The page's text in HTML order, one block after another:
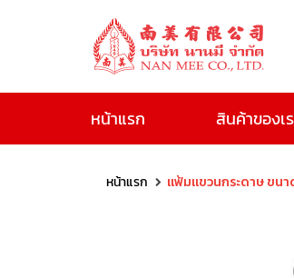
ดิษฐ์
โม
ข่าวสาร
กับ
การติ
หน้าแรก สินค้าของเ
หน้าแรก แฟ้มแขวนกระดาษ ขนา